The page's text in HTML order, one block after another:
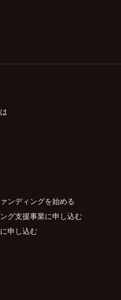
ンディングを始める
グ支援事業に申し込む
申し込む